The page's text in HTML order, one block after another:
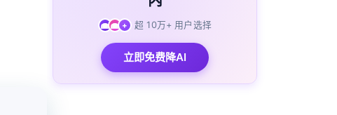
+ 超 10万+ 用户选择
立即免费降AI